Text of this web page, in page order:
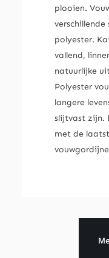
plooien.
polyester.
vallend,
natuurlijke
Polyester
langere
slijtvast zijn.
met de